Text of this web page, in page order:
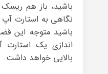
باشید، باز هم
نگاهی به استارت آپ
باشید متوجه این
اندازی یک
بالایی خواهد داشت.